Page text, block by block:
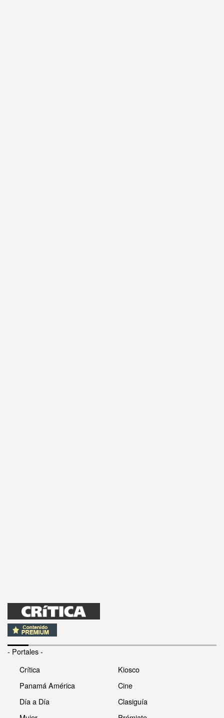
- Portales -
Crítica
Panamá América
Día a Día
Kiosco
Cine
Clasiguía